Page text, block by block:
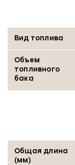
Вид топлива
Объем
топливного
бака
Общая длина
(мм)